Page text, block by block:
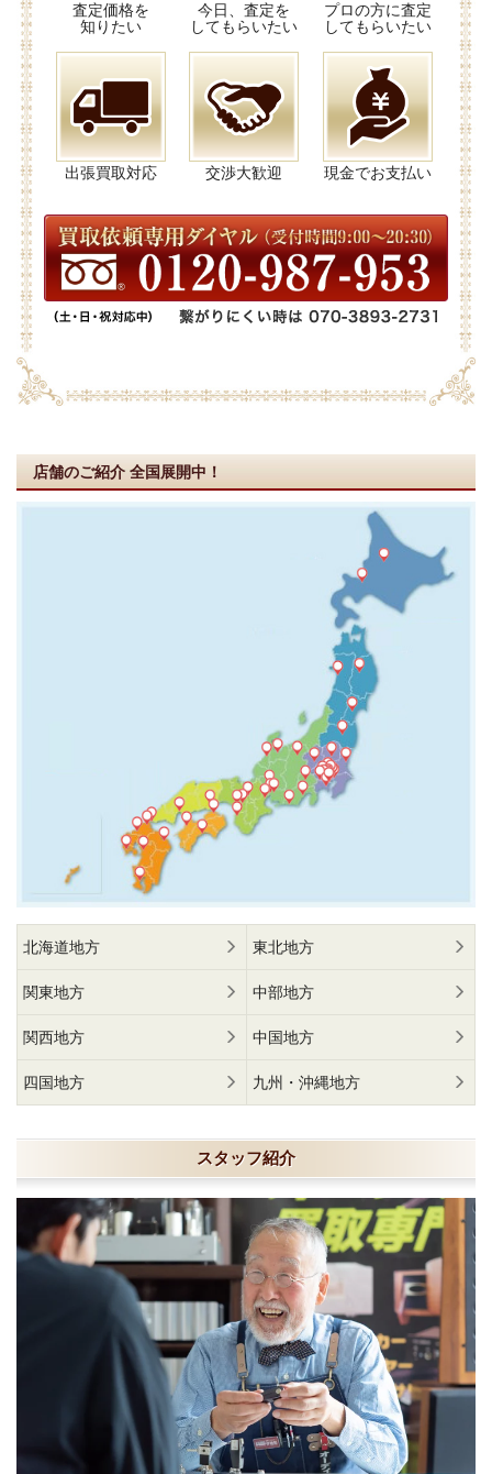
査定価格を
知りたい
今日、査定を
してもらいたい
プロの方に査定
してもらいたい
出張買取対応 交渉大歓迎 現金でお支払い
店舗のご紹介 全国展開中！
北海道地方 東北地方
関東地方 中部地方
関西地方 中国地方
四国地方 九州・沖縄地方
スタッフ紹介